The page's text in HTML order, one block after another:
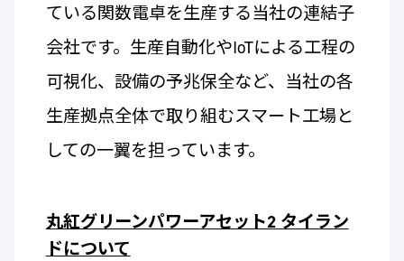
ている関数電卓を生産する当社の連結子
会社です。生産自動化やIoTによる工程の
可視化、設備の予兆保全など、当社の各
生産拠点全体で取り組むスマート工場と
しての一翼を担っています。
丸紅グリーンパワーアセット2 タイラン
ドについて